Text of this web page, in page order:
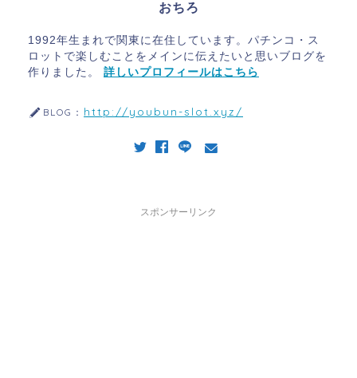
おちろ
1992年生まれで関東に在住しています。パチンコ・ス
ロットで楽しむことをメインに伝えたいと思いブログを
作りました。 詳しいプロフィールはこちら
BLOG： http://youbun-slot.xyz/
スポンサーリンク